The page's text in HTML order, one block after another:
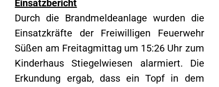
Einsatzbericht
Durch die Brandmeldeanlage wurden die
Einsatzkräfte der Freiwilligen Feuerwehr
Süßen am Freitagmittag um 15:26 Uhr zum
Kinderhaus Stiegelwiesen alarmiert. Die
Erkundung ergab, dass ein Topf in dem